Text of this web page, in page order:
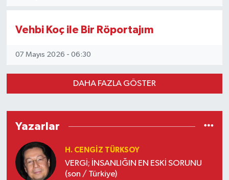
Vehbi Koç ile Bir Röportajım
07 Mayıs 2026 - 06:30
DAHA FAZLA GÖSTER
Yazarlar
H. CENGIZ TÜRKSOY
VERGİ; İNSANLIĞIN EN ESKİ SORUNU
(son / Türkiye)